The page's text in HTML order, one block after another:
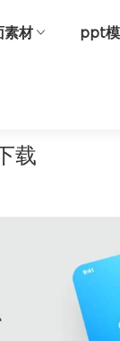
素材 ppt
载